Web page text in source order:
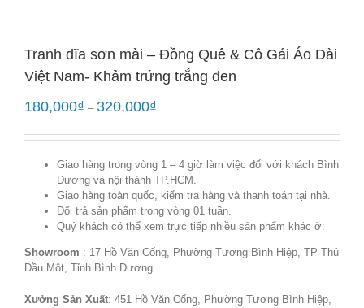
Tranh dĩa sơn mài – Đồng Quê & Cô Gái Áo Dài
Việt Nam- Khảm trứng trắng đen
180,000₫ – 320,000₫
Giao hàng trong vòng 1 – 4 giờ làm việc đối với khách Bình
Dương và nội thành TP.HCM.
Giao hàng toàn quốc, kiểm tra hàng và thanh toán tại nhà.
Đổi trả sản phẩm trong vòng 01 tuần.
Quý khách có thể xem trực tiếp nhiều sản phẩm khác ở:
Showroom : 17 Hồ Văn Cống, Phường Tương Bình Hiệp, TP Thủ
Dầu Một, Tỉnh Bình Dương
Xưởng Sản Xuất: 451 Hồ Văn Cống, Phường Tương Bình Hiệp,